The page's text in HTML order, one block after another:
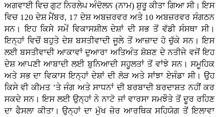
ਅਗਵਾਈ ਵਿਚ ਗੁਟ ਨਿਰਲੇਪ ਅੰਦੋਲਨ (ਨਾਮ) ਸ਼ੁਰੂ ਕੀਤਾ ਗਿਆ ਸੀ। ਇਸ
ਵਿਚ 120 ਦੇਸ਼ ਮੈਂਬਰ, 17 ਦੇਸ਼ ਅਬਜ਼ਰਵਰ ਅਤੇ 10 ਅਬਜ਼ਰਵਰ ਸੰਗਠਨ
ਸਨ। ਇਹ ਕਿਸੇ ਸਮੇਂ ਵਿਕਾਸਸ਼ੀਲ ਦੇਸ਼ਾਂ ਦੀ ਸਭ ਤੋਂ ਵੱਡੀ ਸੰਸਥਾ ਸੀ।
ਇਨ੍ਹਾਂ ਵਿਚੋਂ ਬਹੁਤੇ ਦੇਸ਼ ਬਸਤੀਵਾਦੀ ਜੂਲੇ ਤੋਂ ਆਜ਼ਾਦ ਹੋ ਚੁੱਕੇ ਸਨ। ਇਸ
ਲਈ ਬਸਤੀਵਾਦੀ ਆਕਾਵਾਂ ਦੁਆਰਾ ਅਤਿਅੰਤ ਸ਼ੋਸ਼ਣ ਦੇ ਨਤੀਜੇ ਵਜੋਂ ਇਹ
ਦੇਸ਼ ਆਪਣੀ ਆਬਾਦੀ ਲਈ ਬੁਨਿਆਦੀ ਸਹੂਲਤਾਂ ਤੋਂ ਵਾਂਝੇ ਸਨ। ਸਮੂਹਿਕ
ਅਤੇ ਸਭ ਦਾ ਵਿਕਾਸ ਇਨ੍ਹਾਂ ਦੇਸ਼ਾਂ ਦੀ ਲੋੜ ਅਤੇ ਸਾਂਝਾ ਏਜੰਡਾ ਸੀ। ਉਹ
ਕਿਸੇ ਵੀ ਕੀਮਤ ’ਤੇ ਜੰਗ ਅਤੇ ਸਾਧਨਾਂ ਦੀ ਬਰਬਾਦੀ ਬਰਦਾਸ਼ਤ ਨਹੀਂ ਕਰ
ਸਕਦੇ ਸਨ। ਇਸ ਲਈ ਉਨ੍ਹਾਂ ਨੇ ਨਾਟੋ ਜਾਂ ਵਾਰਸਾ ਸਮਝੌਤੇ ਤੋਂ ਦੂਰ ਰਹਿਣ
ਦਾ ਫੈਸਲਾ ਕੀਤਾ। ਉਨ੍ਹਾਂ ਦਾ ਮੁੱਖ ਜ਼ੋਰ ਆਰਥਿਕ ਸਹਿਯੋਗ ਤੋਂ ਇਲਾਵਾ